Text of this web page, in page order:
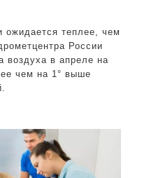
теплее
обычного
ожидается теплее, чем
России
воздуха в апреле на
чем на 1° выше